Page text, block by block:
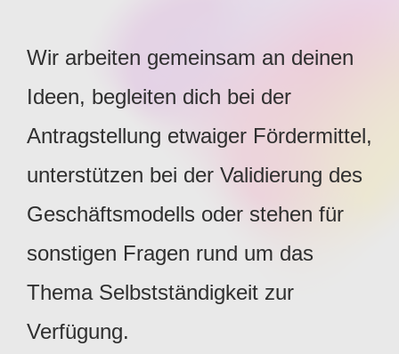
Wir arbeiten gemeinsam an deinen
Ideen, begleiten dich bei der
Antragstellung etwaiger Fördermittel,
unterstützen bei der Validierung des
Geschäftsmodells oder stehen für
sonstigen Fragen rund um das
Thema Selbstständigkeit zur
Verfügung.